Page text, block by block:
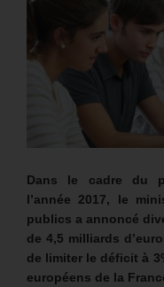
Dans le cadre du
l’année 2017, le
publics a annoncé
de 4,5 milliards
de limiter le déficit à
européens de la